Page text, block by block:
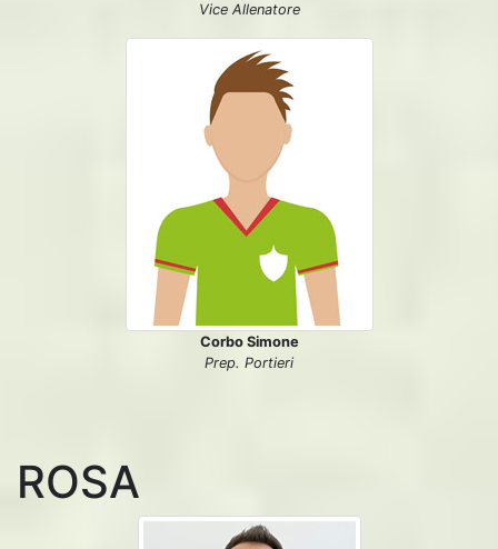
Vice Allenatore
Corbo Simone
Prep. Portieri
ROSA